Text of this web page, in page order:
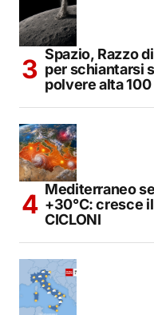
Spazio, Razzo
per schiantarsi
polvere alta 100
Mediterraneo
+30°C: cresce
CICLONI